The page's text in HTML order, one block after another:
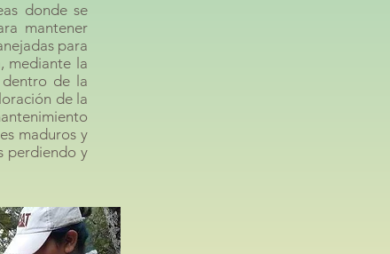
donde se
mantener
para
mediante la
de la
de la
maduros y
perdiendo y